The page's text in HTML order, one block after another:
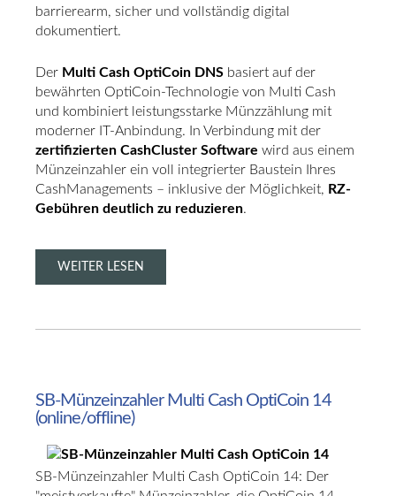
barrierearm, sicher und vollständig digital
dokumentiert.
Der Multi Cash OptiCoin DNS basiert auf der
bewährten OptiCoin-Technologie von Multi Cash
und kombiniert leistungsstarke Münzzählung mit
moderner IT-Anbindung. In Verbindung mit der
zertifizierten CashCluster Software wird aus einem
Münzeinzahler ein voll integrierter Baustein Ihres
CashManagements – inklusive der Möglichkeit, RZ-
Gebühren deutlich zu reduzieren.
WEITER LESEN
SB-Münzeinzahler Multi Cash OptiCoin 14
(online/offline)
SB-Münzeinzahler Multi Cash OptiCoin 14: Der